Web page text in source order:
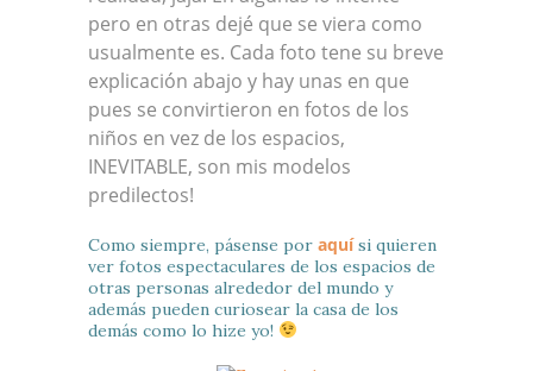
pero en otras dejé que se viera como
usualmente es. Cada foto tene su breve
explicación abajo y hay unas en que
pues se convirtieron en fotos de los
niños en vez de los espacios,
INEVITABLE, son mis modelos
predilectos!
Como siempre, pásense por aquísi quieren
ver fotos espectaculares de los espacios de
otras personas alrededor del mundo y
además pueden curiosear la casa de los
demás como lo hize yo!